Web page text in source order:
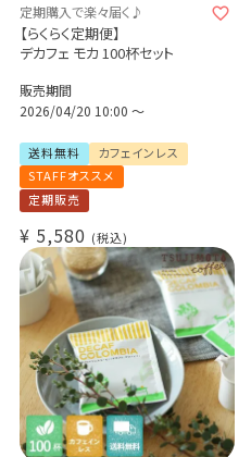
定期購入で楽々届く♪
【らくらく定期便】
デカフェ モカ 100杯セット
販売期間
2026/04/20 10:00 〜
送料無料
カフェインレス
STAFFオススメ
定期販売
¥ 5,580 税込